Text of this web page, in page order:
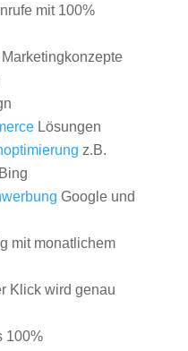
mit 100%
Lösungen
z.B.
Google und
mit monatlichem
Klick wird genau
100%